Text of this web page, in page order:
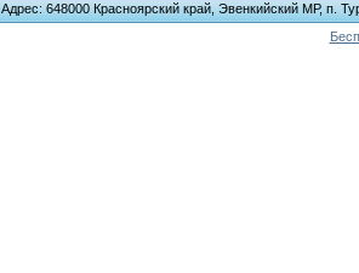
Адрес: 648000 Красноярский край, Эвенкийский МР, п.